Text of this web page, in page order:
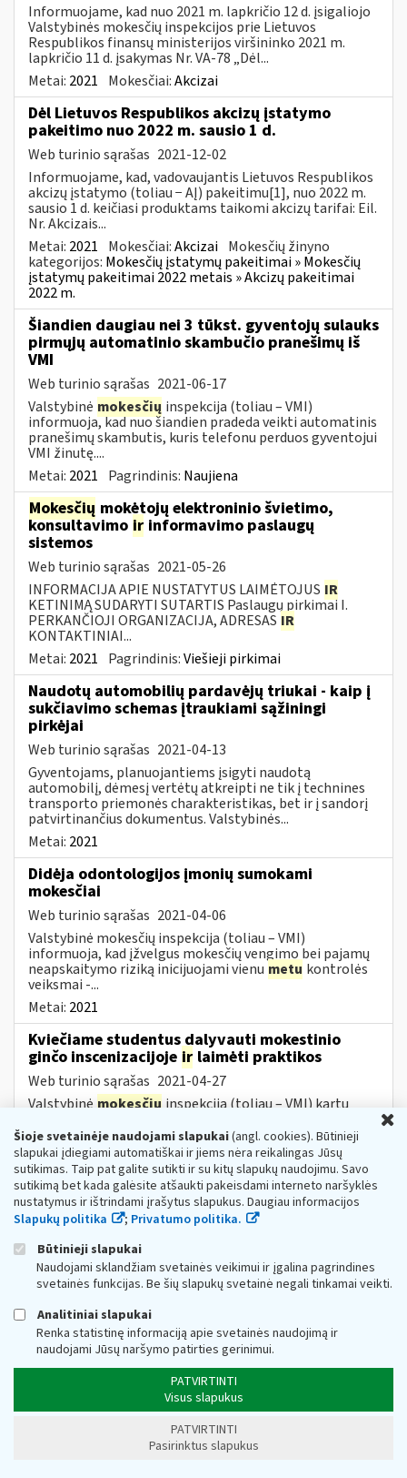
Informuojame, kad nuo 2021 m. lapkričio 12 d. įsigaliojo
Valstybinės mokesčių inspekcijos prie Lietuvos
Respublikos finansų ministerijos viršininko 2021 m.
lapkričio 11 d. įsakymas Nr. VA-78 „Dėl...
Metai: 2021 Mokesčiai:Akcizai
Dėl Lietuvos Respublikos akcizų įstatymo
pakeitimo nuo 2022 m. sausio 1 d.
Web turinio sąrašas 2021-12-02
Informuojame, kad, vadovaujantis Lietuvos Respublikos
akcizų įstatymo (toliau − AĮ) pakeitimu[1], nuo 2022 m.
sausio 1 d. keičiasi produktams taikomi akcizų tarifai: Eil.
Nr. Akcizais...
Metai: 2021 Mokesčiai:Akcizai Mokesčių žinyno
kategorijos: Mokesčių įstatymų pakeitimai » Mokesčių
įstatymų pakeitimai 2022 metais » Akcizų pakeitimai
2022 m.
Šiandien daugiau nei 3 tūkst. gyventojų sulauks
pirmųjų automatinio skambučio pranešimų iš
VMI
Web turinio sąrašas 2021-06-17
Valstybinė mokesčių inspekcija (toliau – VMI)
informuoja, kad nuo šiandien pradeda veikti automatinis
pranešimų skambutis, kuris telefonu perduos gyventojui
VMI žinutę....
Metai: 2021 Pagrindinis: Naujiena
Mokesčių mokėtojų elektroninio švietimo,
konsultavimo ir informavimo paslaugų
sistemos
Web turinio sąrašas 2021-05-26
INFORMACIJA APIE NUSTATYTUS LAIMĖTOJUS IR
KETINIMĄ SUDARYTI SUTARTIS Paslaugų pirkimai I.
PERKANČIOJI ORGANIZACIJA, ADRESAS IR
KONTAKTINIAI...
Metai: 2021 Pagrindinis:Viešieji pirkimai
Naudotų automobilių pardavėjų triukai - kaip į
sukčiavimo schemas įtraukiami sąžiningi
pirkėjai
Web turinio sąrašas 2021-04-13
Gyventojams, planuojantiems įsigyti naudotą
automobilį, dėmesį vertėtų atkreipti ne tik į technines
transporto priemonės charakteristikas, bet ir į sandorį
patvirtinančius dokumentus. Valstybinės...
Metai: 2021
Didėja odontologijos įmonių sumokami
mokesčiai
Web turinio sąrašas 2021-04-06
Valstybinė mokesčių inspekcija (toliau – VMI)
informuoja, kad įžvelgus mokesčių vengimo bei pajamų
neapskaitymo riziką inicijuojami vienu metu kontrolės
veiksmai -...
Metai: 2021
Kviečiame studentus dalyvauti mokestinio
ginčo inscenizacijoje ir laimėti praktikos
Web turinio sąrašas 2021-04-27
Valstybinėmokesčių inspekcija (toliau – VMI) kartu
komisija kviečia visus teisės...
Metai:2021 Pagrindinis:Naujiena
Birželis – paskutinis mėnuo kadaise
pamirštiems mokesčiams be delspinigių
sumokėti
Web turinio sąrašas
Valstybinės mokesčių inspekcija (toliau – VMI)
informuoja, kad birželio 30 d. baigiasi terminas iki kurio
vienintele galimybe atsiskleisti...
Metai:2021
VMI jau nuo lieposmėn. pradėjo i.ŽUR sistemos
mokymus turgaviečių prekybininkams
Web turinio sąrašas 2021-07-07
mokesčių inspekcija (toliau – VMI)
informuoja, kad, siekiant užtikrinti sklandų turgaviečių ir
Šioje svetainėje naudojami slapukai(angl. cookies). Būtinieji
slapukai įdiegiami automatiškai ir jiems nėra reikalingas Jūsų
sutikimas. Taip pat galite sutikti ir su kitų slapukų naudojimu. Savo
sutikimą bet kada galėsite atšaukti pakeisdami interneto naršyklės
nustatymus ir ištrindami įrašytus slapukus. Daugiau informacijos
Slapukų politika
; Privatumo politika.
Būtinieji slapukai
Naudojami sklandžiam svetainės veikimui ir įgalina pagrindines
svetainės funkcijas. Be šių slapukų svetainė negali tinkamai veikti.
Analitiniai slapukai
Renka statistinę informaciją apie svetainės naudojimą ir
naudojami Jūsų naršymo patirties gerinimui.
PATVIRTINTI
Visus slapukus
PATVIRTINTI
Pasirinktus slapukus